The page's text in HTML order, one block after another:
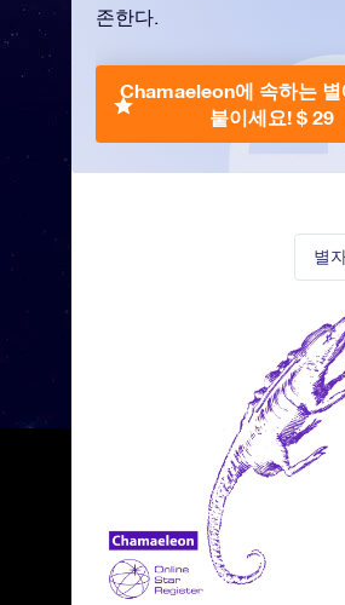
별
존한다.
Chamaeleon에 속하는 별
붙이세요! $ 29